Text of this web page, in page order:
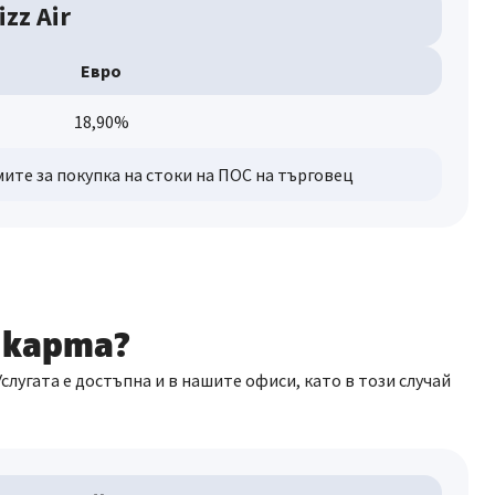
Air
Евро
18,90%
за покупка на стоки на ПОС на търговец
е достъпна и в нашите офиси, като в този случай